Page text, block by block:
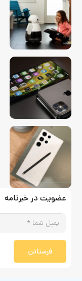
عضویت در خبرنامه
فرستادن